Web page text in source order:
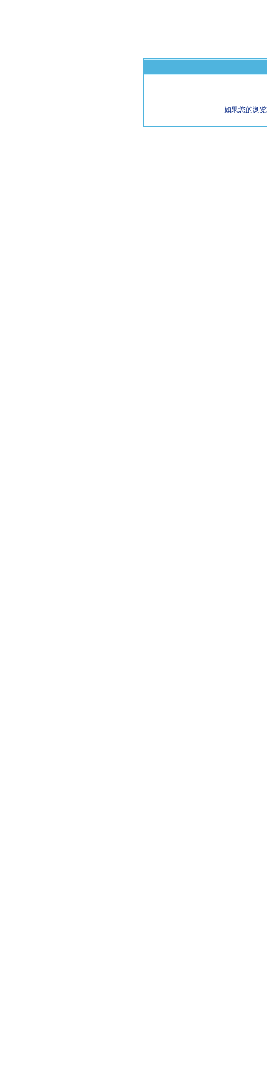
如果您的浏